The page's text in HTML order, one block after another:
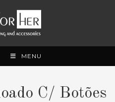
MENU
C/ Botões